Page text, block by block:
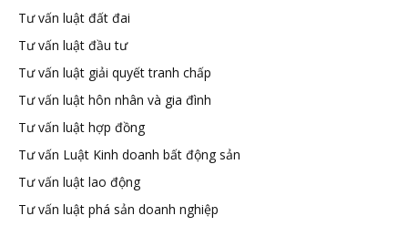
Tư vấn luật đất đai
Tư vấn luật đầu tư
Tư vấn luật giải quyết tranh chấp
Tư vấn luật hôn nhân và gia đình
Tư vấn luật hợp đồng
Tư vấn Luật Kinh doanh bất động sản
Tư vấn luật lao động
Tư vấn luật phá sản doanh nghiệp